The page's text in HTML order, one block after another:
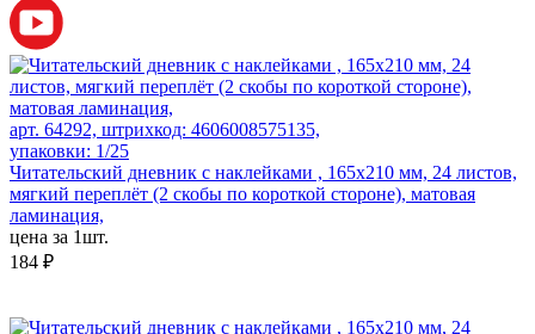
арт. 64292, штрихкод: 4606008575135,
упаковки: 1/25
Читательский дневник с наклейками , 165х210 мм, 24 листов,
мягкий переплёт (2 скобы по короткой стороне), матовая
ламинация,
цена за 1шт.
184 ₽